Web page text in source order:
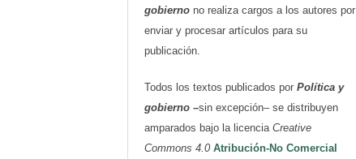
gobierno no realiza cargos a los autores por
enviar y procesar artículos para su
publicación.
Todos los textos publicados por Política y
gobierno –sin excepción– se distribuyen
amparados bajo la licencia Creative
Commons 4.0 Atribución-No Comercial